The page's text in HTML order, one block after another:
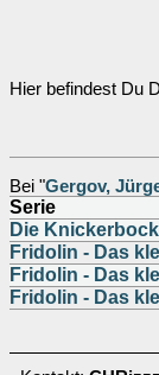
Hier befindest Du
Bei "Gergov,
Serie
Die
Fridolin - Das
Fridolin - Das
Fridolin - Das